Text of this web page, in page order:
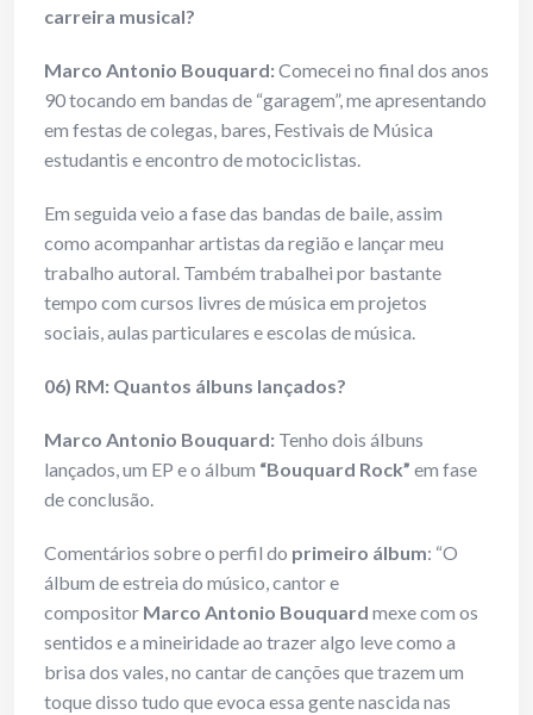
carreira musical?
Marco Antonio Bouquard:Comecei no final dos anos
90 tocando em bandas de “garagem”, me apresentando
em festas de colegas, bares, Festivais de Música
estudantis e encontro de motociclistas.
Em seguida veio a fase das bandas de baile, assim
como acompanhar artistas da região e lançar meu
trabalho autoral. Também trabalhei por bastante
tempo com cursos livres de música em projetos
sociais, aulas particulares e escolas de música.
06) RM: Quantos álbuns lançados?
Marco Antonio Bouquard: Tenho dois álbuns
lançados, um EP e o álbum “Bouquard Rock” em fase
de conclusão.
Comentários sobre o perfil do primeiro álbum: “O
álbum de estreia do músico, cantor e
compositor Marco Antonio Bouquard mexe com os
sentidos e a mineiridade ao trazer algo leve como a
brisa dos vales, no cantar de canções que trazem um
toque disso tudo que evoca essa gente nascida nas